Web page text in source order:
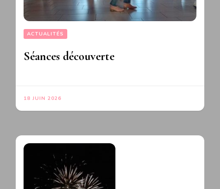
ACTUALITÉS
Séances découverte
18 JUIN 2026